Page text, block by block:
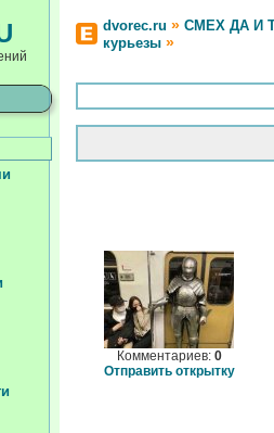
dvorec.ru » СМЕХ ДА И
курьезы »
Комментариев: 0
Отправить открытку